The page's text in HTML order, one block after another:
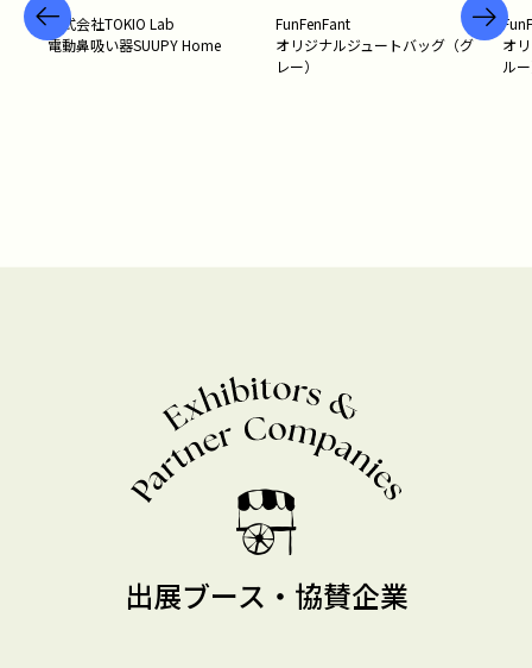
株式会社TOKIO Lab
電動鼻吸い器SUUPY Home
FunFenFant
オリジナルジュートバッグ（グ
レー）
オ
ル
出展ブース・協賛企業